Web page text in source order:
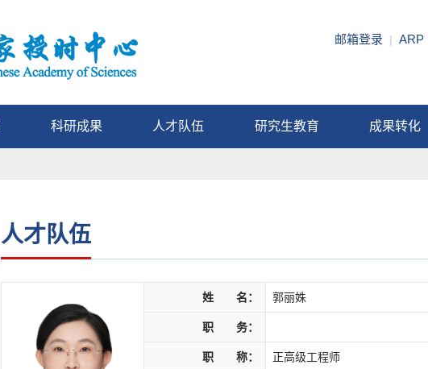
邮箱登录 | ARP
科研成果 人才队伍 研究生教育 成果转化
人才队伍
姓 名： 郭丽姝
职 务：
职 称： 正高级工程师